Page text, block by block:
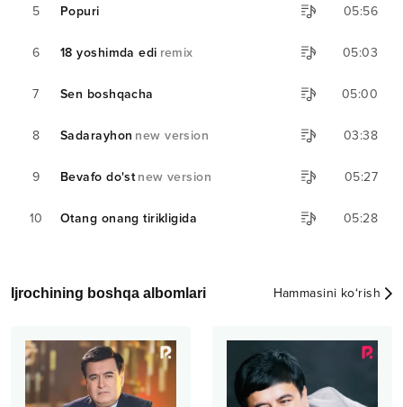
5 Popuri 05:56
6 18 yoshimda edi remix 05:03
7 Sen boshqacha 05:00
8 Sadarayhon new version 03:38
9 Bevafo do'st new version 05:27
10 Otang onang tirikligida 05:28
Ijrochining boshqa albomlari Hammasini ko‘rish